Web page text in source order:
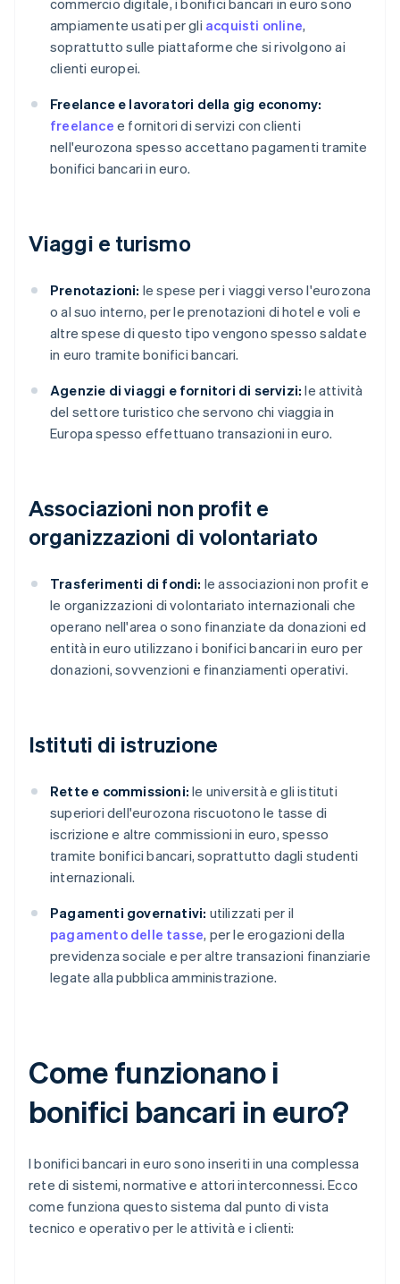
commercio digitale, i bonifici bancari in euro sono
ampiamente usati per gli acquisti online,
soprattutto sulle piattaforme che si rivolgono ai
clienti europei.
Freelance e lavoratori della gig economy:
freelance e fornitori di servizi con clienti
nell'eurozona spesso accettano pagamenti tramite
bonifici bancari in euro.
Viaggi e turismo
Prenotazioni: le spese per i viaggi verso l'eurozona
o al suo interno, per le prenotazioni di hotel e voli e
altre spese di questo tipo vengono spesso saldate
in euro tramite bonifici bancari.
Agenzie di viaggi e fornitori di servizi: le attività
del settore turistico che servono chi viaggia in
Europa spesso effettuano transazioni in euro.
Associazioni non profit e
organizzazioni di volontariato
Trasferimenti di fondi: le associazioni non profit e
le organizzazioni di volontariato internazionali che
operano nell'area o sono finanziate da donazioni ed
entità in euro utilizzano i bonifici bancari in euro per
donazioni, sovvenzioni e finanziamenti operativi.
Istituti di istruzione
Rette e commissioni: le università e gli istituti
superiori dell'eurozona riscuotono le tasse di
iscrizione e altre commissioni in euro, spesso
tramite bonifici bancari, soprattutto dagli studenti
internazionali.
Pagamenti governativi: utilizzati per il
pagamento delle tasse, per le erogazioni della
previdenza sociale e per altre transazioni finanziarie
legate alla pubblica amministrazione.
Come funzionano i
bonifici bancari in euro?
I bonifici bancari in euro sono inseriti in una complessa
rete di sistemi, normative e attori interconnessi. Ecco
come funziona questo sistema dal punto di vista
tecnico e operativo per le attività e i clienti: